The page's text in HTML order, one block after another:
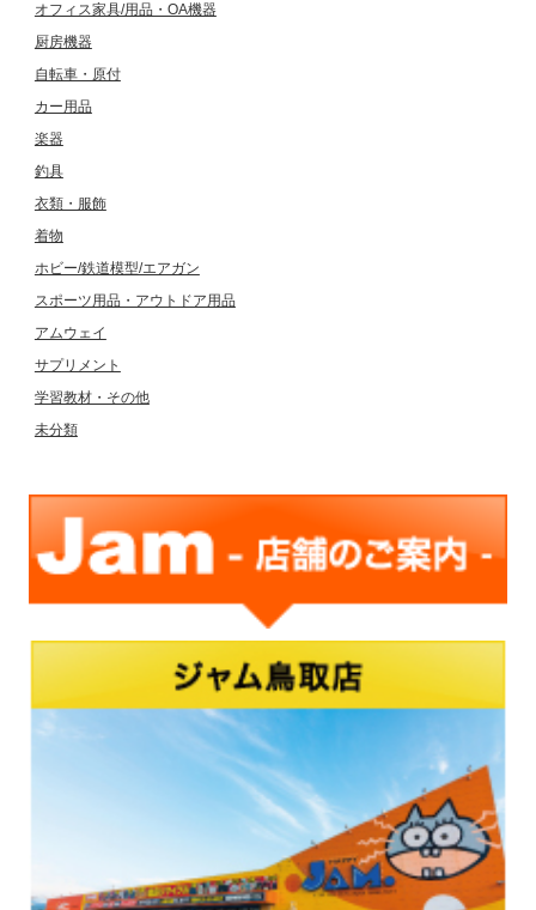
オフィス家具/用品・OA機器
厨房機器
自転車・原付
カー用品
楽器
釣具
衣類・服飾
着物
ホビー/鉄道模型/エアガン
スポーツ用品・アウトドア用品
アムウェイ
サプリメント
学習教材・その他
未分類